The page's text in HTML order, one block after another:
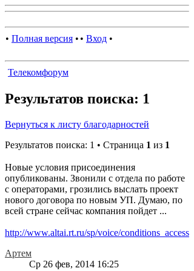
• Полная версия • • Вход •
Телекомфорум
Результатов поиска: 1
Вернуться к листу благодарностей
Результатов поиска: 1 • Страница 1 из 1
Новые условия присоединения
опубликованы. Звонили с отдела по работе
с операторами, грозились выслать проект
нового договора по новым УП. Думаю, по
всей стране сейчас компания пойдет ...
http://www.altai.rt.ru/sp/voice/conditions_access
Артем
Ср 26 фев, 2014 16:25